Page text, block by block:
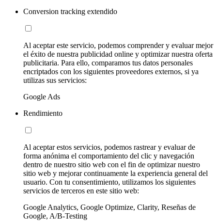
Conversion tracking extendido
Al aceptar este servicio, podemos comprender y evaluar mejor
el éxito de nuestra publicidad online y optimizar nuestra oferta
publicitaria. Para ello, comparamos tus datos personales
encriptados con los siguientes proveedores externos, si ya
utilizas sus servicios:
Google Ads
Rendimiento
Al aceptar estos servicios, podemos rastrear y evaluar de
forma anónima el comportamiento del clic y navegación
dentro de nuestro sitio web con el fin de optimizar nuestro
sitio web y mejorar continuamente la experiencia general del
usuario. Con tu consentimiento, utilizamos los siguientes
servicios de terceros en este sitio web:
Google Analytics, Google Optimize, Clarity, Reseñas de
Google, A/B-Testing